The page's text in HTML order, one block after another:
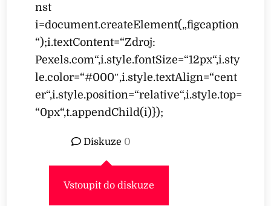
nst
i=document.createElement(„figcaption
“);i.textContent=“Zdroj:
Pexels.com“,i.style.fontSize=“12px“,i.sty
le.color=“#000″,i.style.textAlign=“cent
er“,i.style.position=“relative“,i.style.top=
“0px“,t.appendChild(i)});
Diskuze 0
Vstoupit do diskuze